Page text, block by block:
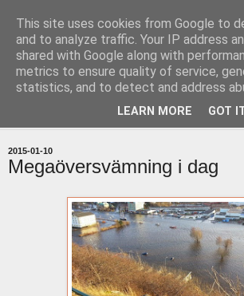
med stort och smått från Uddevallas
2015-01-10
Megaöversvämning i dag
This site uses cookies from Google to
and to analyze traffic. Your IP address
shared with Google along with
metrics to ensure quality of service,
statistics, and to detect and address
LEARN MORE GOT